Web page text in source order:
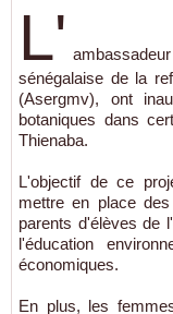
L'
sénégalaise de la
(Asergmv), ont
botaniques dans
Thienaba.
L'objectif de ce
mettre en place
parents d'élèves de
l'éducation
économiques.
En plus, les